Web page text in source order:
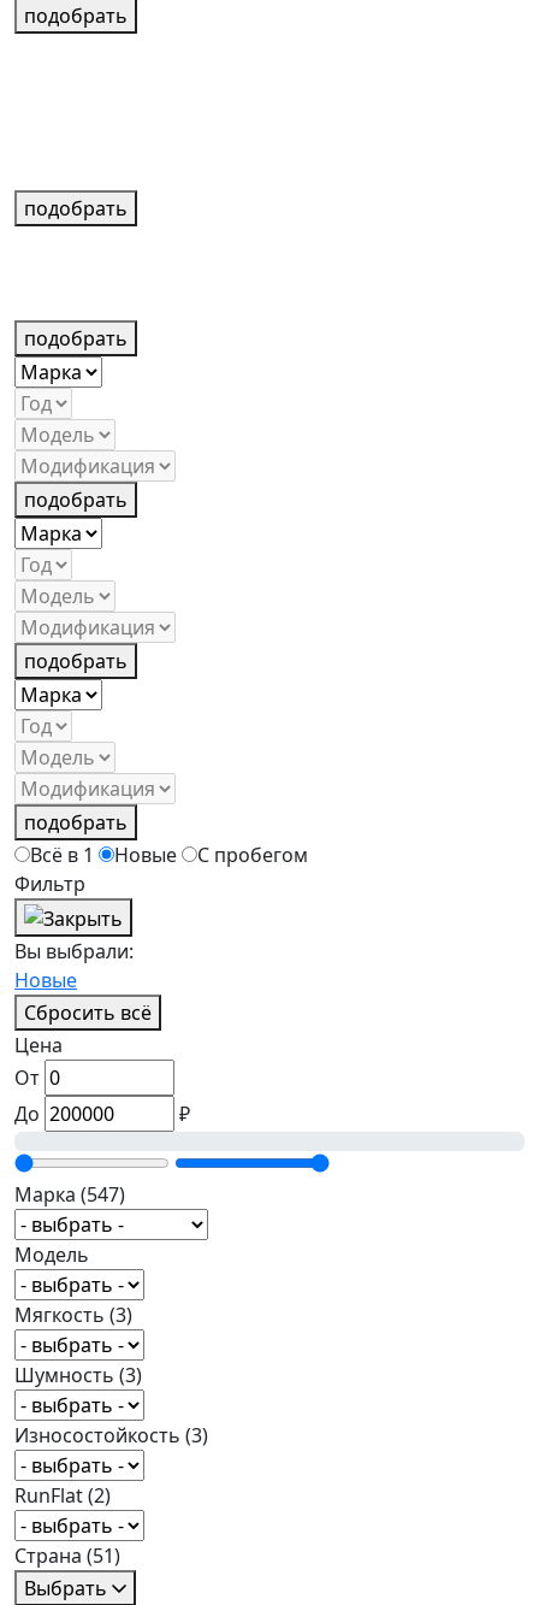
подобрать
подобрать
подобрать
подобрать
подобрать
подобрать
Всё в 1
Новые
С пробегом
Фильтр
Вы выбрали:
Новые
Сбросить всё
Цена
От
До
₽
Марка (547)
Модель
Мягкость (3)
Шумность (3)
Износостойкость (3)
RunFlat(2)
Страна (51)
Выбрать